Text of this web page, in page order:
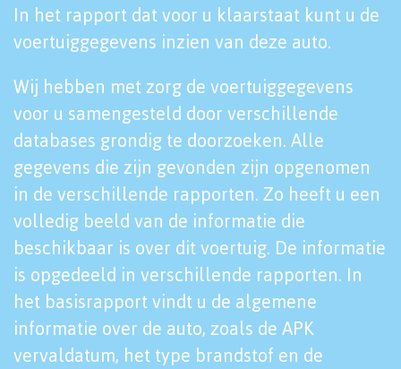
In het rapport dat voor u klaarstaat kunt u de
voertuiggegevens inzien van deze auto.
Wij hebben met zorg de voertuiggegevens
voor u samengesteld door verschillende
databases grondig te doorzoeken. Alle
gegevens die zijn gevonden zijn opgenomen
in de verschillende rapporten. Zo heeft u een
volledig beeld van de informatie die
beschikbaar is over dit voertuig. De informatie
is opgedeeld in verschillende rapporten. In
het basisrapport vindt u de algemene
informatie over de auto, zoals de APK
vervaldatum, het type brandstof en de